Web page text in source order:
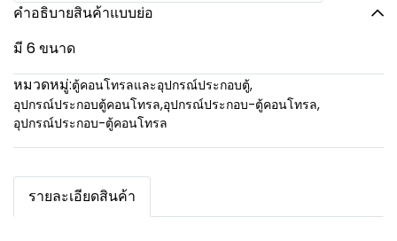
คำอธิบายสินค้าแบบย่อ
มี 6 ขนาด
หมวดหมู่:ตู้คอนโทรลและอุปกรณ์ประกอบตู้,
อุปกรณ์ประกอบตู้คอนโทรล,อุปกรณ์ประกอบ-ตู้คอนโทรล,
อุปกรณ์ประกอบ-ตู้คอนโทรล
รายละเอียดสินค้า